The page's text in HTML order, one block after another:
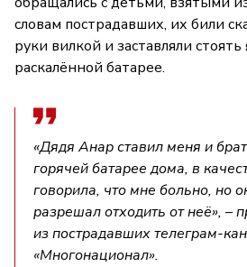
словам пострадавших, их били
руки вилкой и заставляли
раскалённой батарее.
«Дядя Анар ставил меня и
горячей батарее дома, в
говорила, что мне больно, но
разрешал отходить от неё», –
из пострадавших телеграм-
«Многонационал».